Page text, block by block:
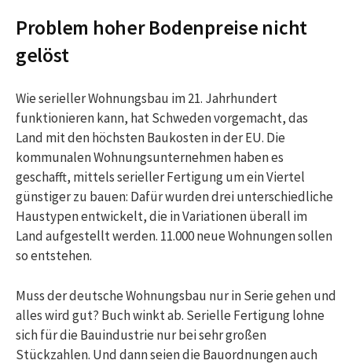
Problem hoher Bodenpreise nicht
gelöst
Wie serieller Wohnungsbau im 21. Jahrhundert
funktionieren kann, hat Schweden vorgemacht, das
Land mit den höchsten Baukosten in der EU. Die
kommunalen Wohnungsunternehmen haben es
geschafft, mittels serieller Fertigung um ein Viertel
günstiger zu bauen: Dafür wurden drei unterschiedliche
Haustypen entwickelt, die in Variationen überall im
Land aufgestellt werden. 11.000 neue Wohnungen sollen
so entstehen.
Muss der deutsche Wohnungsbau nur in Serie gehen und
alles wird gut? Buch winkt ab. Serielle Fertigung lohne
sich für die Bauindustrie nur bei sehr großen
Stückzahlen. Und dann seien die Bauordnungen auch